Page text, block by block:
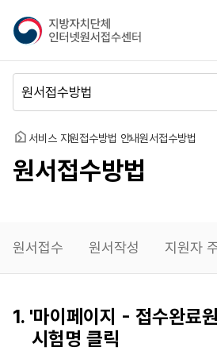
지
방
자
치
단
체
인
넷
원
수
센
터
뉴
동
홈 서비스 지원접수방법 안내원서접수방법
원서접수방법
원서접수 원서작성 지원자
원서작성
재확인
1. '마이페이지 - 접수완료
시험명 클릭